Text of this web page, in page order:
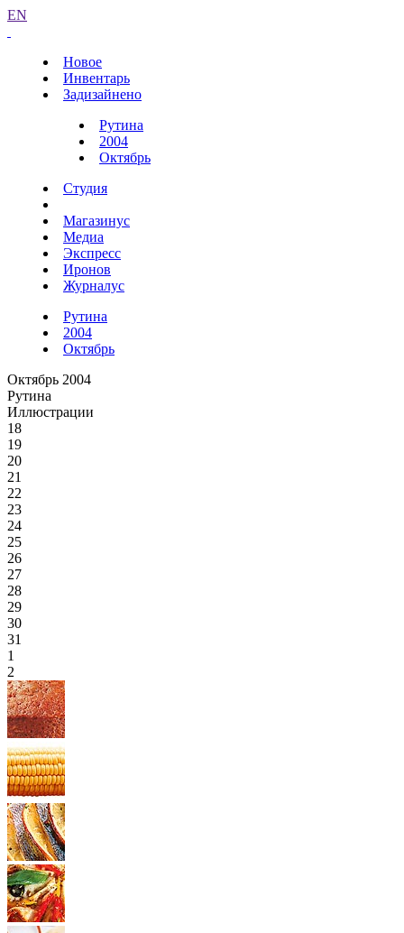
EN
Новое
Инвентарь
Задизайнено
Рутина
2004
Октябрь
Студия
Магазинус
Медиа
Экспресс
Иронов
Журналус
Рутина
2004
Октябрь
Октябрь 2004
Рутина
Иллюстрации
18
19
20
21
22
23
24
25
26
27
28
29
30
31
1
2